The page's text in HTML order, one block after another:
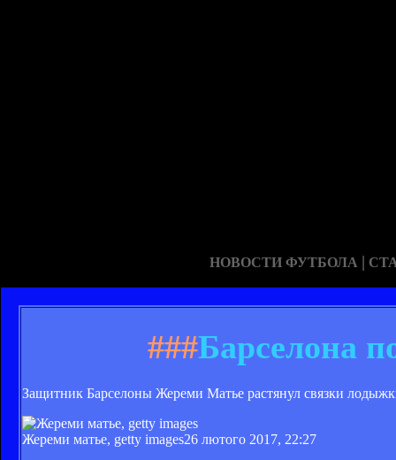
НОВОСТИ ФУТБОЛА |
###Барселона
Защитник Барселоны Жереми Матье растянул связки
Жереми матье, getty images26 лютого 2017, 22:27